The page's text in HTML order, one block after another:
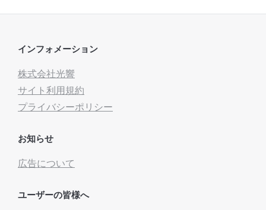
インフォメーション
株式会社光響
サイト利用規約
プライバシーポリシー
お知らせ
広告について
ユーザーの皆様へ